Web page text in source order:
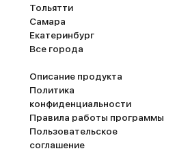
Тольятти
Самара
Екатеринбург
Все города
Описание продукта
Политика
конфиденциальности
Правила работы программы
Пользовательское
соглашение